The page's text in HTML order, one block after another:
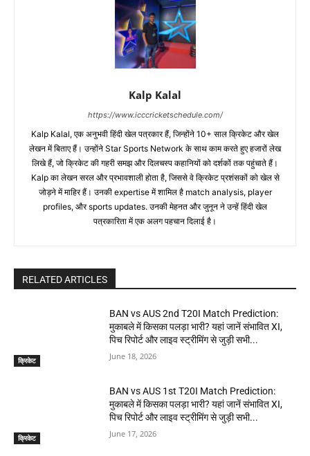
Kalp Kalal
https://www.icccricketschedule.com/
Kalp Kalal, एक अनुभवी हिंदी खेल पत्रकार हैं, जिन्होंने 10+ साल क्रिकेट और खेल
लेखन में बिताए हैं। उन्होंने Star Sports Network के साथ काम करते हुए हजारों लेख
लिखे हैं, जो क्रिकेट की गहरी समझ और दिलचस्प कहानियों को दर्शकों तक पहुंचाते हैं।
Kalp का लेखन सरल और प्रभावशाली होता है, जिससे वे क्रिकेट प्रशंसकों को खेल से
जोड़ने में माहिर हैं। उनकी expertise में शामिल है match analysis, player
profiles, और sports updates. उनकी मेहनत और जुनून ने उन्हें हिंदी खेल
पत्रकारिता में एक अलग पहचान दिलाई है।
RELATED ARTICLES
क्रिकेट
BAN vs AUS 2nd T20I Match Prediction:
मुकाबले में किसका पलड़ा भारी? यहां जानें संभावित XI,
पिच रिपोर्ट और लाइव स्ट्रीमिंग से जुड़ी सभी...
June 18, 2026
क्रिकेट
BAN vs AUS 1st T20I Match Prediction:
मुकाबले में किसका पलड़ा भारी? यहां जानें संभावित XI,
पिच रिपोर्ट और लाइव स्ट्रीमिंग से जुड़ी सभी...
June 17, 2026